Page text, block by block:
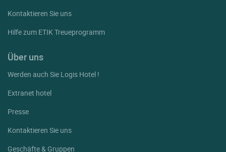
Kontaktieren Sie uns
Hilfe zum ETIK Treueprogramm
Über uns
Werden auch Sie Logis Hotel !
Extranet hotel
Presse
Kontaktieren Sie uns
Geschäfte & Gruppen